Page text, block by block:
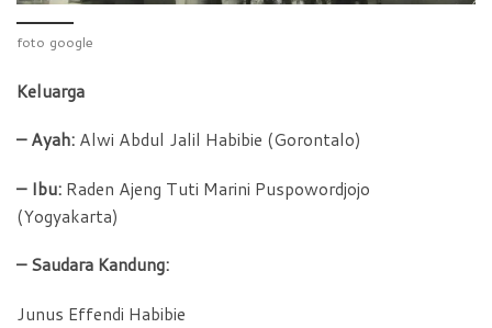
foto google
Keluarga
– Ayah: Alwi Abdul Jalil Habibie (Gorontalo)
– Ibu: Raden Ajeng Tuti Marini Puspowordjojo
(Yogyakarta)
– Saudara Kandung:
Junus Effendi Habibie